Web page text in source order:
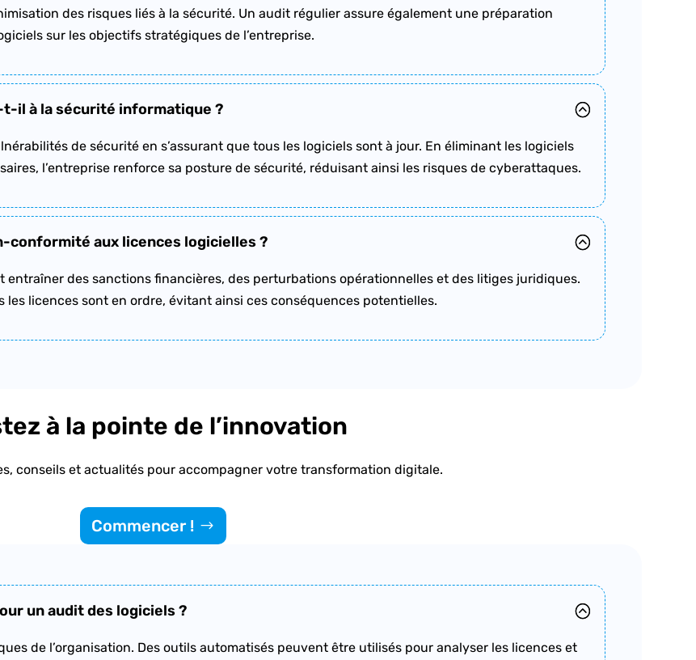
des risques liés à la sécurité. Un audit régulier assure également une préparation
sur les objectifs stratégiques de l’entreprise.
il à la sécurité informatique ?
de sécurité en s’assurant que tous les logiciels sont à jour. En éliminant les logiciels
l’entreprise renforce sa posture de sécurité, réduisant ainsi les risques de cyberattaques.
conformité aux licences logicielles ?
des sanctions financières, des perturbations opérationnelles et des litiges juridiques.
licences sont en ordre, évitant ainsi ces conséquences potentielles.
à la pointe de l’innovation
conseils et actualités pour accompagner votre transformation digitale.
Commencer !
un audit des logiciels ?
de l’organisation. Des outils automatisés peuvent être utilisés pour analyser les licences et